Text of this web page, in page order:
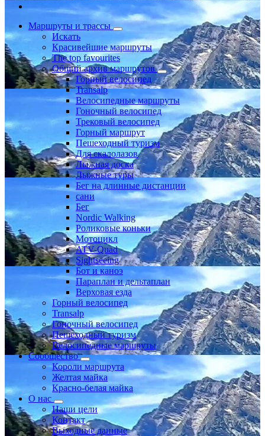
Маршруты и трассы
Искать
Красивейшие маршруты
The top favourites
Общий архив маршрутов
Горный велосипед
Transalp
Велосипедные маршруты
Гоночный велосипед
Трековый велосипед
Горный маршрут
Пешеходный туризм
Для скалолазов
Лыжная доска
Лыжные туры
Бег на длинные дистанции
сани
Бег
Nordic Walking
Роликовые коньки
Мотоцикл
ATV-Quad
Sightseeing
Бот и каноэ
Параплан и дельтаплан
Верховая езда
Горный велосипед
Transalp
Гоночный велосипед
Пешеходный туризм
Велосипедные маршруты
Сообщество
Короли маршрута
Желтая майка
Красно-белая майка
О нас
Наши цели
Контакт
Выходные данные